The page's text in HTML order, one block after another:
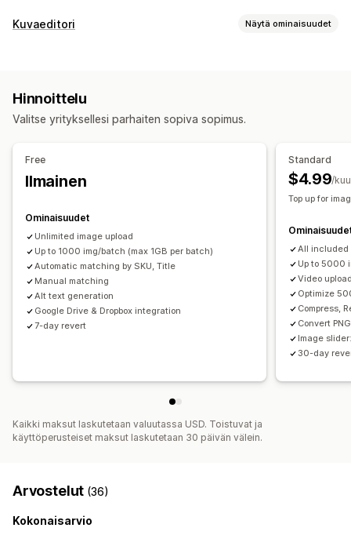
Muokattavat resurssit
Kuvan optimointi
CSV-tiedostojen tuonti ja vienti
Varmuuskopiointi
Joukkomuokkaus
Kuvaeditori Näytä ominaisuudet
Kuvan pakkaus
Generatiivinen täyttö
Koon muuttaminen
Hinnoittelu
Valitse yrityksellesi parhaiten sopiva sopimus.
Free
Ilmainen
Ominaisuudet
Unlimited image upload
Up to 1000 img/batch (max 1GB per batch)
Automatic matching by SKU, Title
Manual matching
Alt text generation
Google Drive & Dropbox integration
7-day revert
Standard
$4.99/
Top up for
All included
Up to 5000
Video
Optimize
Compress,
Convert
Image
30-day
Kaikki maksut laskutetaan valuutassa USD. Toistuvat ja
käyttöperusteiset maksut laskutetaan 30 päivän välein.
Arvostelut (36)
Kokonaisarvio